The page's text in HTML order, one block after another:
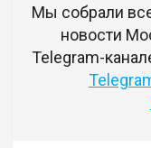
Мы собрали
новости
Telegram-